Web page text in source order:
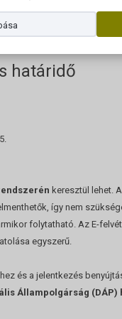
képzések oldalon,
határidő
keresztül lehet.
így nem
folytatható. Az E-
egyszerű.
és a jelentkezés
Állampolgárság